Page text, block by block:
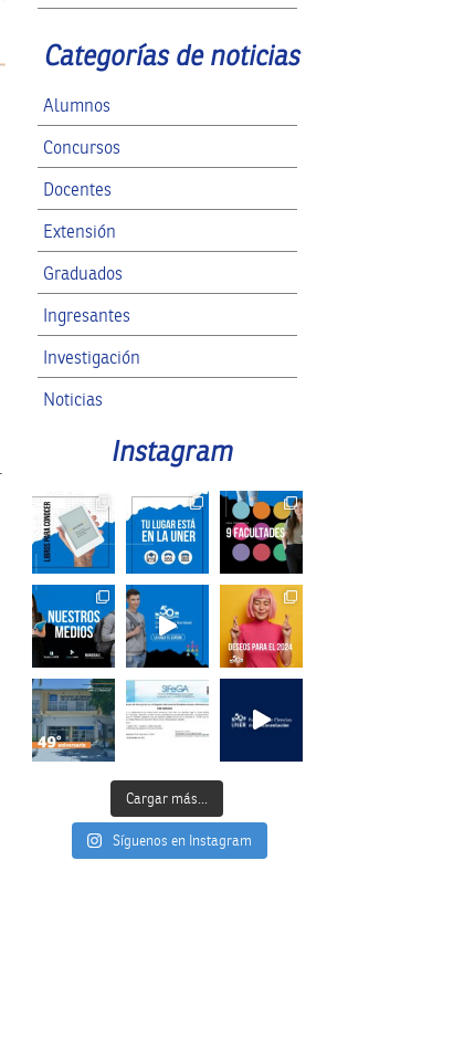
Categorías de noticias
Alumnos
Concursos
Docentes
Extensión
Graduados
Ingresantes
Investigación
Noticias
Instagram
Cargar más...
Síguenos en Instagram